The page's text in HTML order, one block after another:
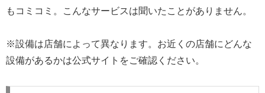
もコミコミ。こんなサービスは聞いたことがありません。
※設備は店舗によって異なります。お近くの店舗にどんな
設備があるかは公式サイトをご確認ください。